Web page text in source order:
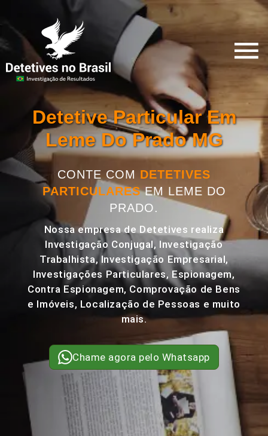
Detetive Particular Em
Leme Do Prado MG
CONTE COM DETETIVES
PARTICULARESEM LEME DO
PRADO.
Nossa empresa de Detetives realiza
Investigação Conjugal, Investigação
Trabalhista, Investigação Empresarial,
Investigações Particulares, Espionagem,
Contra Espionagem, Comprovação de Bens
e Imóveis, Localização de Pessoas e muito
mais.
Chame agora pelo Whatsapp